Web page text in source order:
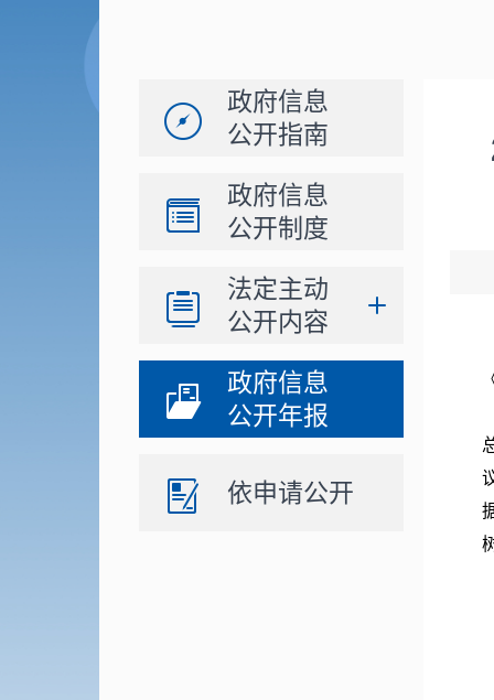
政府信息
公开指南
政府信息
公开制度
法定主动
公开内容
政府信息
公开年报
依申请公开